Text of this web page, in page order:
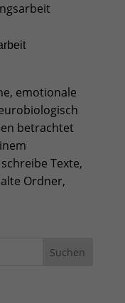
emotionale
betrachtet
Texte,
Ordner,